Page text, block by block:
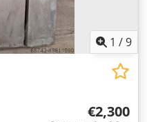
1 /9
€2,300